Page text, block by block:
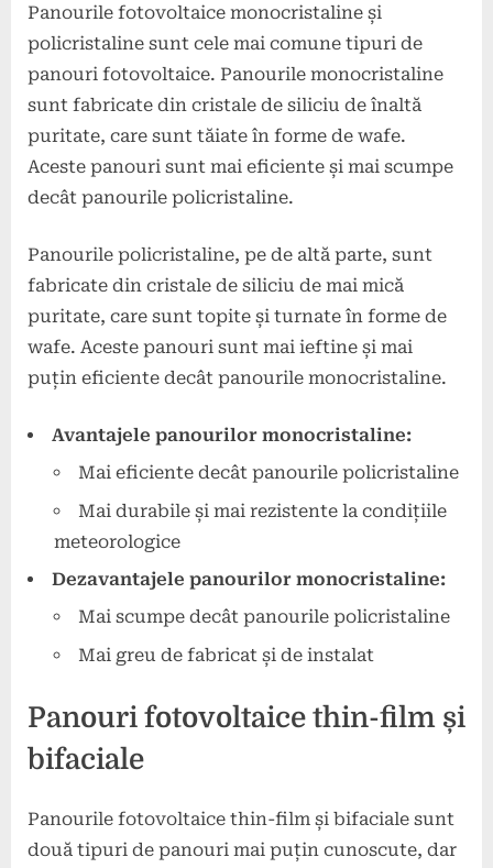
Panourile fotovoltaice monocristaline și
policristaline sunt cele mai comune tipuri de
panouri fotovoltaice. Panourile monocristaline
sunt fabricate din cristale de siliciu de înaltă
puritate, care sunt tăiate în forme de wafe.
Aceste panouri sunt mai eficiente și mai scumpe
decât panourile policristaline.
Panourile policristaline, pe de altă parte, sunt
fabricate din cristale de siliciu de mai mică
puritate, care sunt topite și turnate în forme de
wafe. Aceste panouri sunt mai ieftine și mai
puțin eficiente decât panourile monocristaline.
Avantajele panourilor monocristaline:
Mai eficiente decât panourile policristaline
Mai durabile și mai rezistente la condițiile
meteorologice
Dezavantajele panourilor monocristaline:
Mai scumpe decât panourile policristaline
Mai greu de fabricat și de instalat
Panouri fotovoltaice thin-film și
bifaciale
Panourile fotovoltaice thin-film și bifaciale sunt
două tipuri de panouri mai puțin cunoscute, dar